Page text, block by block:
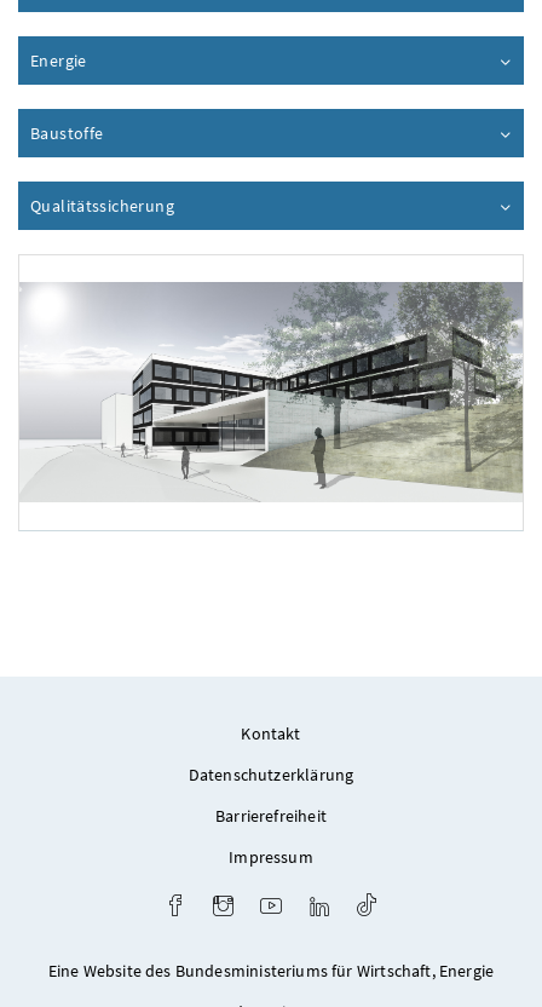
Energie
Baustoffe
QualitätssicherungInhalt aufklappen
Foto 1:
Kontakt
Datenschutzerklärung
Barrierefreiheit
Impressum
FacebookInstagramYoutube LinkedIn
Eine Website des Bundesministeriums für Wirtschaft, Energie